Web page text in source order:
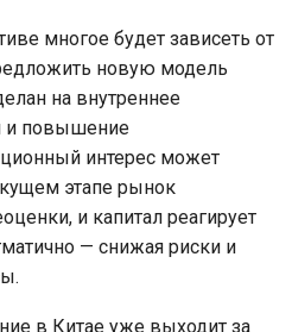
многое будет зависеть от
новую модель
на внутреннее
и повышение
интерес может
этапе рынок
и капитал реагирует
— снижая риски и
в Китае уже выходит за